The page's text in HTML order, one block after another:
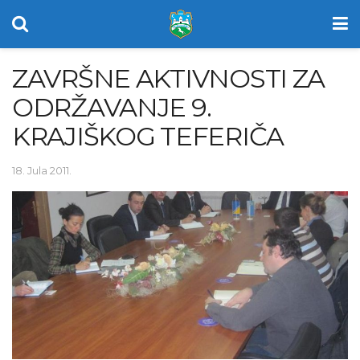
ZAVRŠNE AKTIVNOSTI ZA
ODRŽAVANJE 9.
KRAJIŠKOG TEFERIČA
18. Jula 2011.